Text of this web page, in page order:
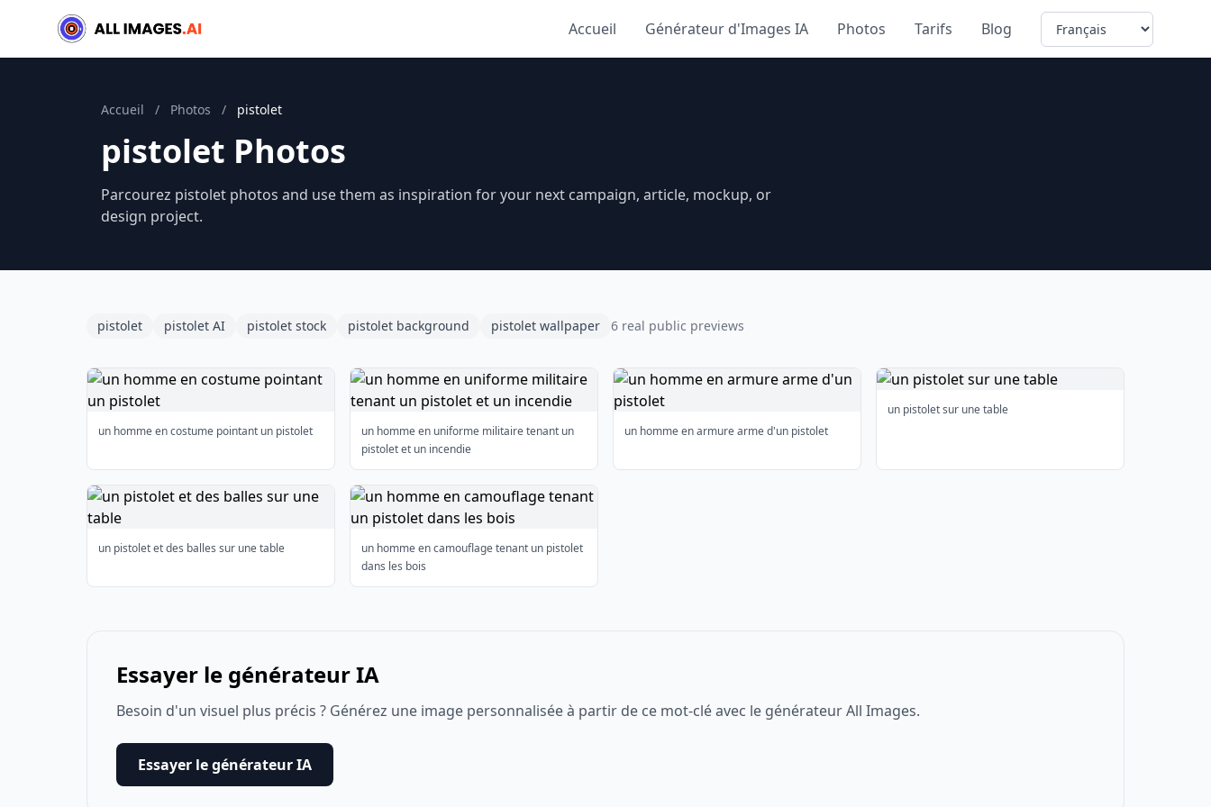
Accueil Générateur d'Images IA Photos Tarifs Blog Language
Accueil / Photos / pistolet
pistolet Photos
Parcourez pistolet photos and use them as inspiration for your next campaign, article, mockup, or
design project.
pistolet pistolet AI pistolet stock pistolet background pistolet wallpaper 6 real public previews
un homme en costume pointant un pistolet
un homme en uniforme militaire tenant un
pistolet et un incendie
un homme en armure arme d'un pistolet
un pistolet sur une table
un pistolet et des balles sur une table
un homme en camouflage tenant un pistolet
dans les bois
Essayer le générateur IA
Besoin d'un visuel plus précis ? Générez une image personnalisée à partir de ce mot-clé avec le générateur All Images.
Essayer le générateur IA